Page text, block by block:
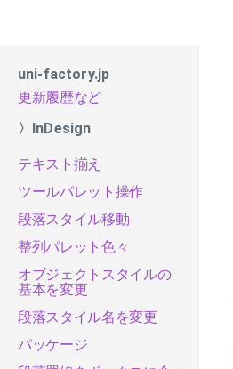
uni-factory.jp
更新履歴など
〉InDesign
テキスト揃え
ツールパレット操作
段落スタイル移動
整列パレット色々
オブジェクトスタイルの
基本を変更
段落スタイル名を変更
パッケージ